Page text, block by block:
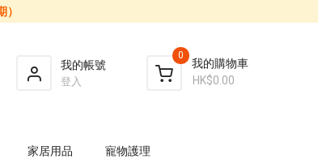
我的帳號
登入
我的購物車
0
HK$0.00
家居用品 寵物護理